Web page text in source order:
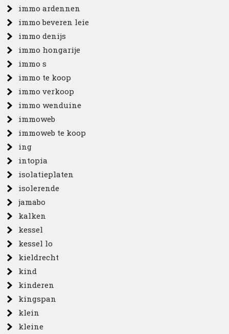
immo ardennen
immo beveren leie
immo denijs
immo hongarije
immo s
immo te koop
immo verkoop
immo wenduine
immoweb
immoweb te koop
ing
intopia
isolatieplaten
isolerende
jamabo
kalken
kessel
kessel lo
kieldrecht
kind
kinderen
kingspan
klein
kleine